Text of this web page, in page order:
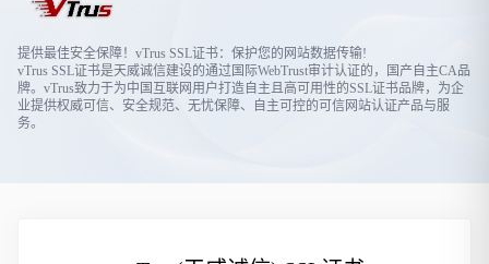
提供最佳安全保障！vTrus SSL证书：保护您的网站数据传输!
vTrus SSL证书是天威诚信建设的通过国际WebTrust审计认证的，国产自主CA品
牌。vTrus致力于为中国互联网用户打造自主且高可用性的SSL证书品牌，为企
业提供权威可信、安全规范、无忧保障、自主可控的可信网站认证产品与服
务。